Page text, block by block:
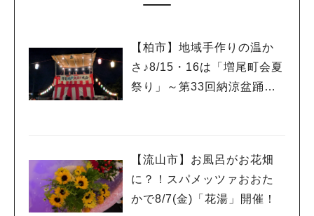
【柏市】地域手作りの温か
さ♪8/15・16は「増尾町会夏
祭り」～第33回納涼盆踊り
【流山市】お風呂がお花畑
に？！スパメッツァおおた
かで8/7(金)「花湯」開催！